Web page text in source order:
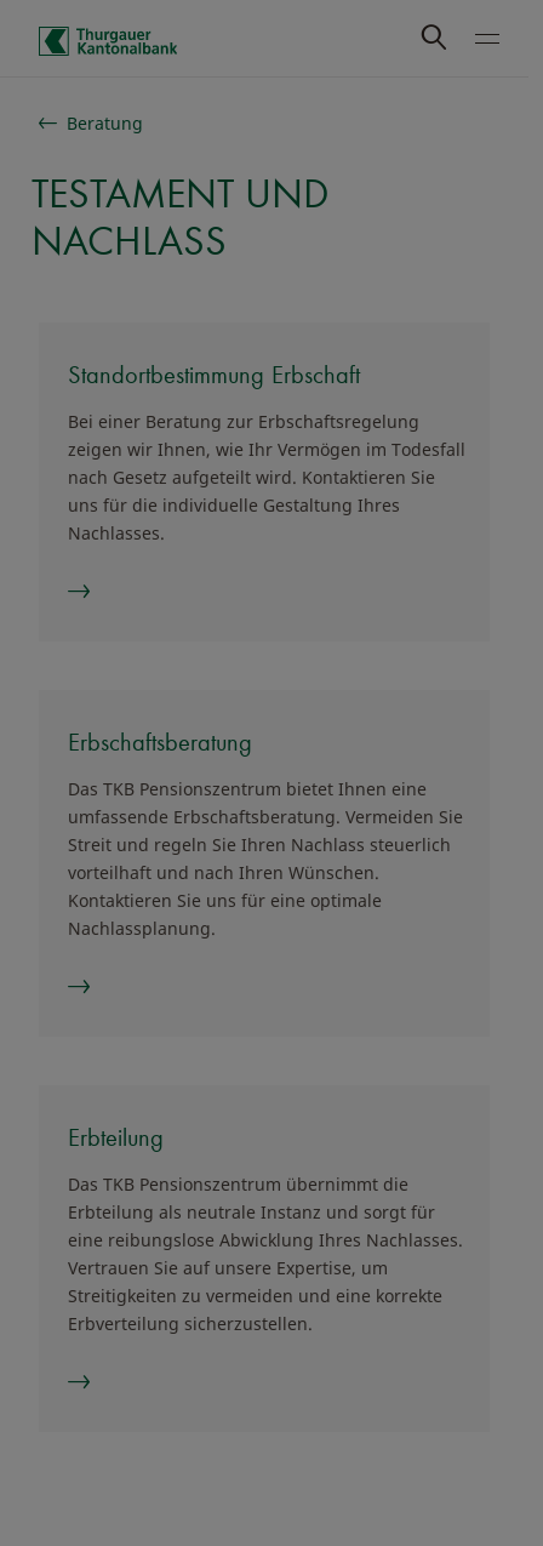
Schnelle Navigation
Beratung
TESTAMENT UND
NACHLASS
Standortbestimmung Erbschaft
Bei einer Beratung zur Erbschaftsregelung
zeigen wir Ihnen, wie Ihr Vermögen im Todesfall
nach Gesetz aufgeteilt wird. Kontaktieren Sie
uns für die individuelle Gestaltung Ihres
Nachlasses.
Erbschaftsberatung
Das TKB Pensionszentrum bietet Ihnen eine
umfassende Erbschaftsberatung. Vermeiden Sie
Streit und regeln Sie Ihren Nachlass steuerlich
vorteilhaft und nach Ihren Wünschen.
Kontaktieren Sie uns für eine optimale
Nachlassplanung.
Erbteilung
Das TKB Pensionszentrum übernimmt die
Erbteilung als neutrale Instanz und sorgt für
eine reibungslose Abwicklung Ihres Nachlasses.
Vertrauen Sie auf unsere Expertise, um
Streitigkeiten zu vermeiden und eine korrekte
Erbverteilung sicherzustellen.